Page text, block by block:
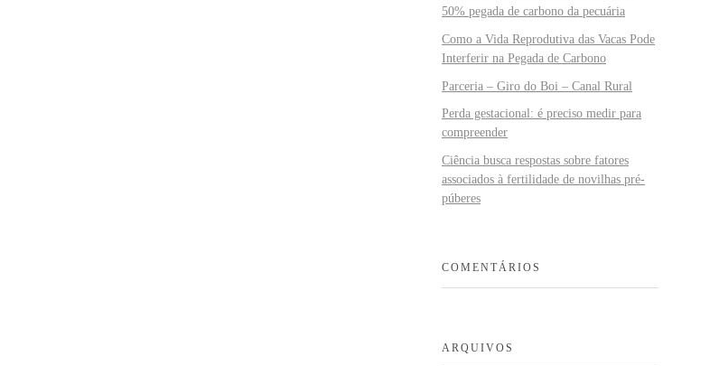
50% pegada de carbono da pecuária
Como a Vida Reprodutiva das Vacas Pode
Interferir na Pegada de Carbono
Parceria – Giro do Boi – Canal Rural
Perda gestacional: é preciso medir para
compreender
Ciência busca respostas sobre fatores
associados à fertilidade de novilhas pré-
púberes
COMENTÁRIOS
ARQUIVOS